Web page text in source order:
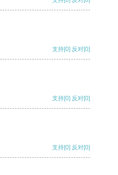
支持[0] 反对[0]
支持[0] 反对[0]
支持[0] 反对[0]